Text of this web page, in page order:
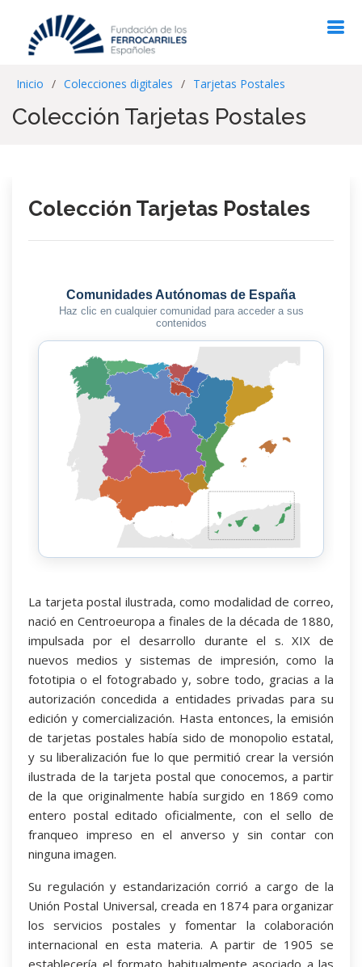
Inicio Colecciones digitales Tarjetas Postales
Colección Tarjetas Postales
Colección Tarjetas Postales
La tarjeta postal ilustrada, como modalidad de correo,
nació en Centroeuropa a finales de la década de 1880,
impulsada por el desarrollo durante el s. XIX de
nuevos medios y sistemas de impresión, como la
fototipia o el fotograbado y, sobre todo, gracias a la
autorización concedida a entidades privadas para su
edición y comercialización. Hasta entonces, la emisión
de tarjetas postales había sido de monopolio estatal,
y su liberalización fue lo que permitió crear la versión
ilustrada de la tarjeta postal que conocemos, a partir
de la que originalmente había surgido en 1869 como
entero postal editado oficialmente, con el sello de
franqueo impreso en el anverso y sin contar con
ninguna imagen.
Su regulación y estandarización corrió a cargo de la
Unión Postal Universal, creada en 1874 para organizar
los servicios postales y fomentar la colaboración
internacional en esta materia. A partir de 1905 se
establecería el formato habitualmente asociado a las